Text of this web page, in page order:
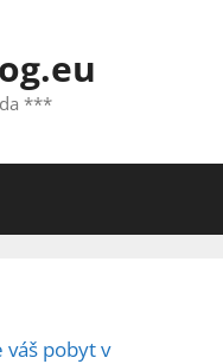
***
váš pobyt v